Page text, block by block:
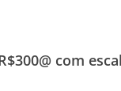
com